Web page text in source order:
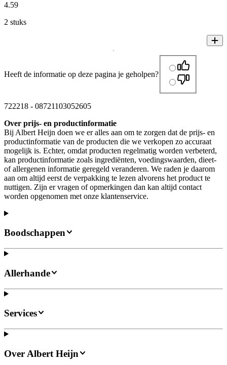
4.59
2 stuks
Heeft de informatie op deze pagina je geholpen?
722218 - 08721103052605
Over prijs- en productinformatie
Bij Albert Heijn doen we er alles aan om te zorgen dat de prijs- en
productinformatie van de producten die we verkopen zo accuraat
mogelijk is. Echter, omdat producten regelmatig worden verbeterd,
kan productinformatie zoals ingrediënten, voedingswaarden, dieet-
of allergenen informatie geregeld veranderen. We raden je daarom
aan om altijd eerst de verpakking te lezen alvorens het product te
nuttigen. Zijn er vragen of opmerkingen dan kan altijd contact
worden opgenomen met onze klantenservice.
Boodschappen
Allerhande
Services
Over Albert Heijn